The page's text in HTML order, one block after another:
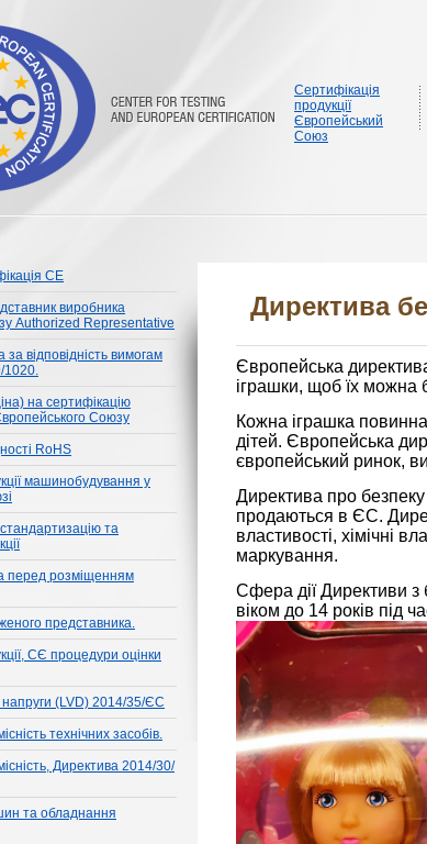
Сертифікація
продукції
Європейський
Союз
CE
виробника
Authorized Representative
за відповідність вимогам
1020.
на сертифікацію
Союзу
RoHS
машинобудування у
та
перед розміщенням
представника.
СЄ процедури оцінки
напруги (LVD) 2014/35/ЄС
технічних засобів.
Директива 2014/30/
та обладнання
Директива
Європейська
іграшки, щоб їх можна
Кожна іграшка
дітей. Європейська
європейський ринок,
Директива про
продаються в ЄС.
властивості, хімічні
маркування.
Сфера дії Директиви з
віком до 14 років під